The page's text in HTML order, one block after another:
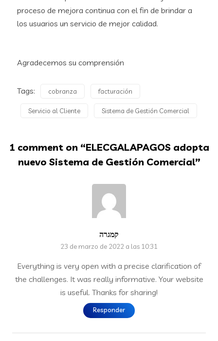
proceso de mejora continua con el fin de brindar a
los usuarios un servicio de mejor calidad.
Agradecemos su comprensión
Tags: cobranza facturación
Servicio al Cliente Sistema de Gestión Comercial
1 comment on “ELECGALAPAGOS adopta
nuevo Sistema de Gestión Comercial”
קמגרה
23 de marzo de 2022 a las 10:31
Everything is very open with a precise clarification of
the challenges. It was really informative. Your website
is useful. Thanks for sharing!
Responder